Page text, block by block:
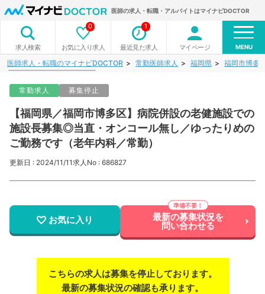
医師の求人・転職・アルバイトはマイナビDOCTOR
求人検索 お気に入り求人
0
最近見た求人
1
マイページ MENU
医師求人・転職のマイナビDOCTOR 常勤医師求人 福岡県 福岡市博多
常勤求人 募集停止
【福岡県／福岡市博多区】病院併設の老健施設での
施設長募集◎当直・オンコール無し／ゆったりめの
ご勤務です（老年内科／常勤）
更新日 : 2024/11/11求人No : 686827
お気に入り 最新の募集状況を
問い合わせる
こちらの求人は募集を停止しております。
最新の募集状況の確認も承ります。